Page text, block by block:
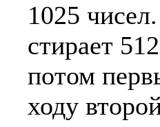
1025
стирает
потом
ходу